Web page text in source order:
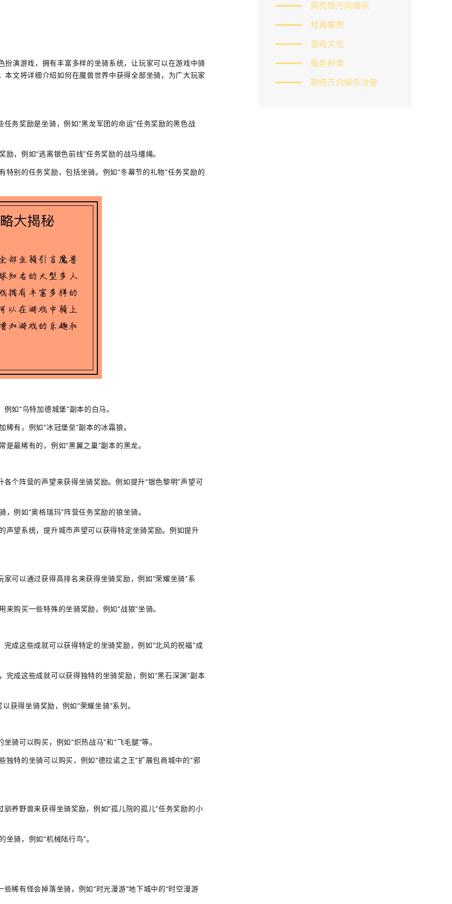
演游戏，拥有丰富多样的坐骑系统，让玩家可以在游戏中骑
文将详细介绍如何在魔兽世界中获得全部坐骑，为广大玩家
务奖励是坐骑，例如“黑龙军团的命运”任务奖励的黑色战
，例如“逃离银色前线”任务奖励的战马缰绳。
别的任务奖励，包括坐骑。例如“冬幕节的礼物”任务奖励的
如“乌特加德城堡”副本的白马。
有，例如“冰冠堡垒”副本的冰霜狼。
最稀有的，例如“黑翼之巢”副本的黑龙。
个阵营的声望来获得坐骑奖励。例如提升“银色黎明”声望可
例如“奥格瑞玛”阵营任务奖励的狼坐骑。
声望系统，提升城市声望可以获得特定坐骑奖励。例如提升
可以通过获得高排名来获得坐骑奖励，例如“荣耀坐骑”系
购买一些特殊的坐骑奖励，例如“战狼”坐骑。
成这些成就可以获得特定的坐骑奖励，例如“北风的祝福”成
成这些成就可以获得独特的坐骑奖励，例如“黑石深渊”副本
获得坐骑奖励，例如“荣耀坐骑”系列。
骑可以购买，例如“炽热战马”和“飞毛腿”等。
特的坐骑可以购买，例如“德拉诺之王”扩展包商城中的“邪
养野兽来获得坐骑奖励，例如“孤儿院的孤儿”任务奖励的小
骑，例如“机械陆行鸟”。
稀有怪会掉落坐骑，例如“时光漫游”地下城中的“时空漫游
网页版万向娱乐
经典案例
游戏文化
服务种类
联络万向娱乐注册